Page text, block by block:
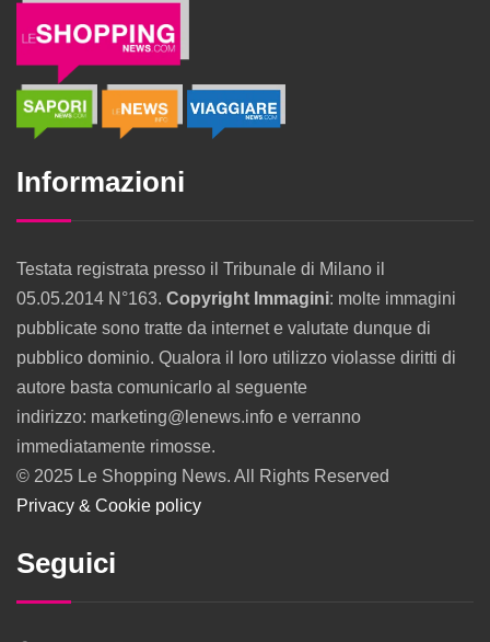
Informazioni
Testata registrata presso il Tribunale di Milano il
05.05.2014 N°163. Copyright Immagini: molte immagini
pubblicate sono tratte da internet e valutate dunque di
pubblico dominio. Qualora il loro utilizzo violasse diritti di
autore basta comunicarlo al seguente
indirizzo: marketing@lenews.info e verranno
immediatamente rimosse.
© 2025 Le Shopping News. All Rights Reserved
Privacy & Cookie policy
Seguici